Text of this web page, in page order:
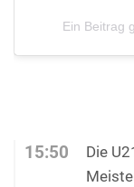
Ein Beitrag
15:50
Die